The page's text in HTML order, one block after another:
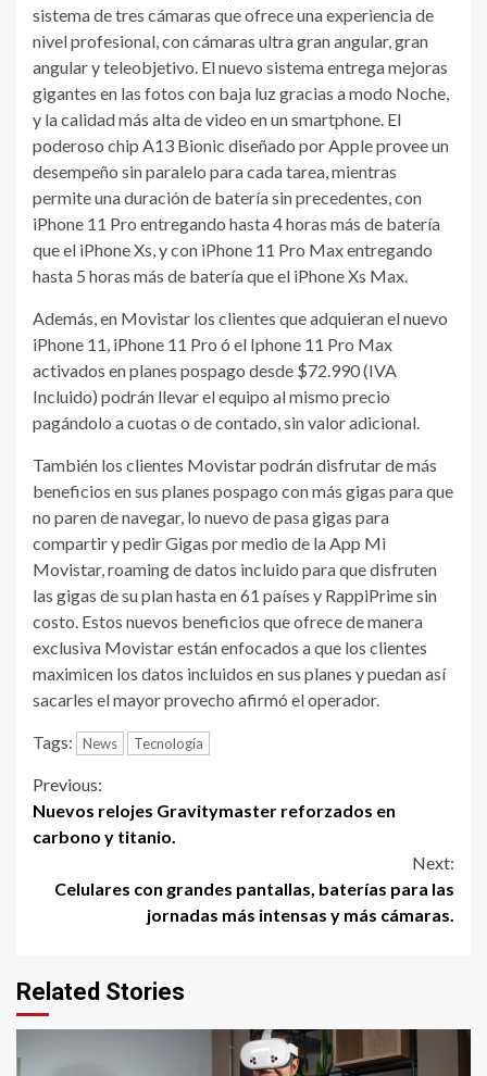
sistema de tres cámaras que ofrece una experiencia de
nivel profesional, con cámaras ultra gran angular, gran
angular y teleobjetivo. El nuevo sistema entrega mejoras
gigantes en las fotos con baja luz gracias a modo Noche,
y la calidad más alta de video en un smartphone. El
poderoso chip A13 Bionic diseñado por Apple provee un
desempeño sin paralelo para cada tarea, mientras
permite una duración de batería sin precedentes, con
iPhone 11 Pro entregando hasta 4 horas más de batería
que el iPhone Xs, y con iPhone 11 Pro Max entregando
hasta 5 horas más de batería que el iPhone Xs Max.
Además, en Movistar los clientes que adquieran el nuevo
iPhone 11, iPhone 11 Pro ó el Iphone 11 Pro Max
activados en planes pospago desde $72.990 (IVA
Incluido) podrán llevar el equipo al mismo precio
pagándolo a cuotas o de contado, sin valor adicional.
También los clientes Movistar podrán disfrutar de más
beneficios en sus planes pospago con más gigas para que
no paren de navegar, lo nuevo de pasa gigas para
compartir y pedir Gigas por medio de la App Mi
Movistar, roaming de datos incluido para que disfruten
las gigas de su plan hasta en 61 países y RappiPrime sin
costo. Estos nuevos beneficios que ofrece de manera
exclusiva Movistar están enfocados a que los clientes
maximicen los datos incluidos en sus planes y puedan así
sacarles el mayor provecho afirmó el operador.
Tags: News Tecnología
Continue
Reading
Previous:
Nuevos relojes Gravitymaster reforzados en
carbono y titanio.
Next:
Celulares con grandes pantallas, baterías para las
jornadas más intensas y más cámaras.
Related Stories